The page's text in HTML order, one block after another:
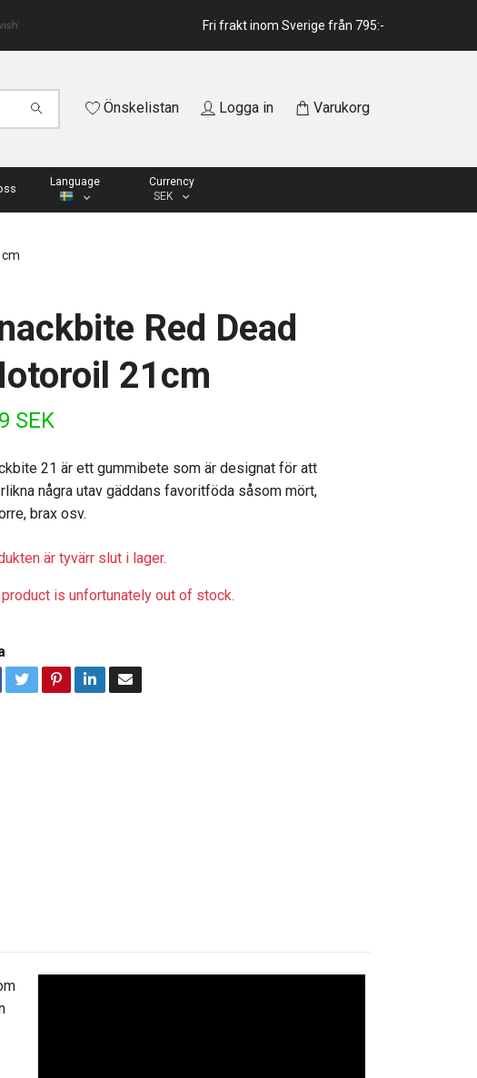
Fri frakt inom Sverige från 795:-
Önskelistan Logga in Varukorg
Language
Currency
SEK
Red Dead
21cm
SEK
21 är ett gummibete som är designat för att
några utav gäddans favoritföda såsom mört,
brax osv.
är tyvärr slut i lager.
is unfortunately out of stock.